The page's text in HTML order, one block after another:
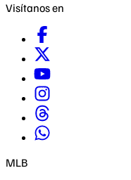
Visítanos en
MLB